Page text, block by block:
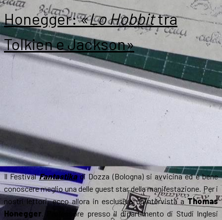
e
comunità:
Glyer
sugli
Inklings
Honegger: «Lo Hobbittra
Tolkien e Jackson»
Il FestivalFantastikadi Dozza (Bologna) si avvicina ed è bene
conoscere meglio una delle guest star della manifestazione. Per i
nostri lettori, ecco allora in esclusiva un’intervista aThomas
Honegger. Professore presso il dipartimento di Studi Inglesi